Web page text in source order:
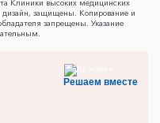
Клиники высоких медицинских
защищены. Копирование и
запрещены. Указание
Решаем вместе